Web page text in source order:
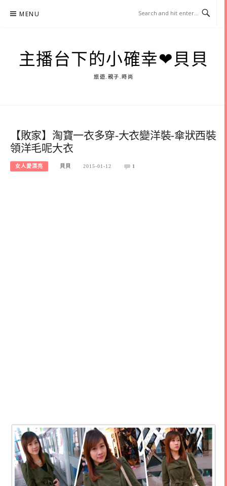
MENU
主播台下的小確幸❤貝貝
旅遊.親子.時尚
【敗家】淘寶一衣多穿-大衣變洋裝-傘狀西裝
領洋毛呢大衣
女人愛漂亮 貝貝 2015-01-12 1